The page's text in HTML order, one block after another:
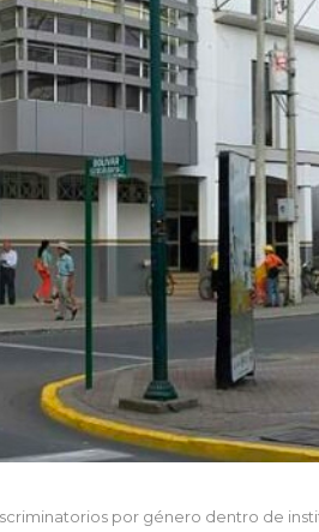
por género dentro de